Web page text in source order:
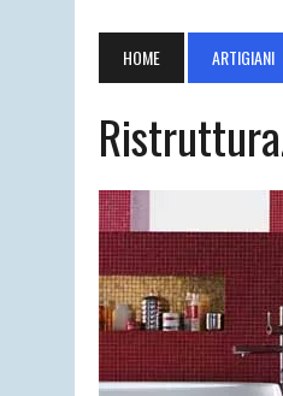
12/03/2026 | LAMATURA
15/04/2026
|
HOME ARTIGIANI